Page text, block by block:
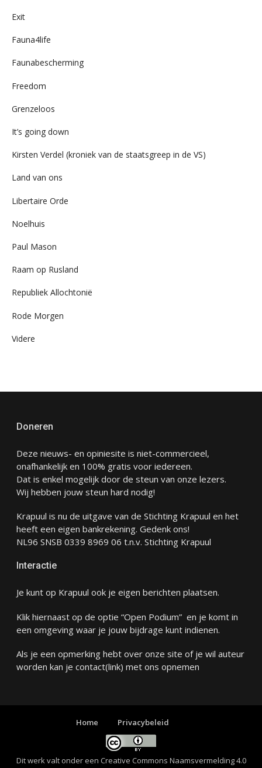
Exit
Fauna4life
Faunabescherming
Freedom
Grenzeloos
It’s going down
Kirsten Verdel (kroniek van de staatsgreep in de VS)
Land van ons
Libertaire Orde
Noelhuis
Paul Mason
Raam op Rusland
Republiek Allochtonië
Rode Morgen
Videre
Doneren
Deze nieuws- en opiniesite is niet-commercieel,
onafhankelijk en 100% gratis voor iedereen.
Dat is enkel mogelijk door de steun van onze lezers.
Wij hebben jouw steun hard nodig!
Krapuul is nu de uitgave van de Stichting Krapuul en het
heeft een eigen bankrekening. Gedenk ons!
NL96 SNSB 0339 8969 06 t.n.v. Stichting Krapuul
Interactie
Je kunt op Krapuul ook je eigen berichten plaatsen.
Klik hiernaast op de optie “Open Podium” en je komt in
een omgeving waar je jouw bijdrage kunt indienen.
Als je een opmerking hebt over onze site of je wil auteur
worden kan je contact(link) met ons opnemen
Home Privacybeleid
Dit werk valt onder een Creative Commons Naamsvermelding 4.0